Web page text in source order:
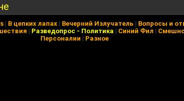
| В цепких лапах | Вечерний Излучатель | Вопросы и
| Разведопрос - Политика | Синий Фил |
Персоналии | Разное